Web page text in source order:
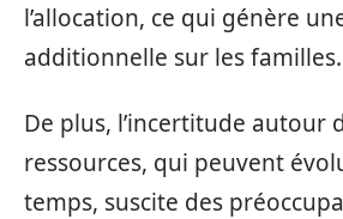
l’allocation, ce qui génère
additionnelle sur les familles.
De plus, l’incertitude autour
ressources, qui peuvent
temps, suscite des